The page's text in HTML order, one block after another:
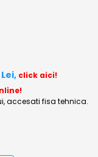
click aici!
accesati fisa tehnica.